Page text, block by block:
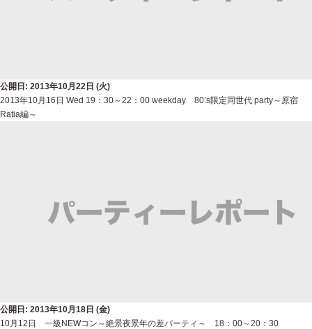
公開日: 2013年10月22日 (火)
2013年10月16日 Wed 19：30～22：00 weekday 80’s限定同世代 party～原宿
Ratia編～
公開日: 2013年10月18日 (金)
10月12日 一級NEWコン～絶景夜景年の差パーティ～ 18：00～20：30